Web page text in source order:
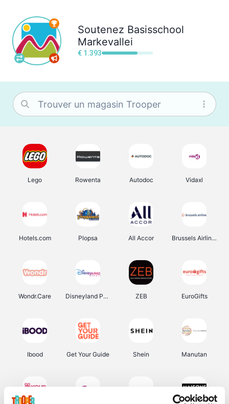
Soutenez Basisschool
Markevallei
€ 1.393
Lego Rowenta Autodoc Vidaxl
Hotels.com Plopsa All Accor Brussels Airlines
Wondr.Care Disneyland Paris ZEB EuroGifts
Ibood Get Your Guide Shein Manutan